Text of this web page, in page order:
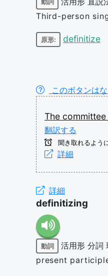
動詞
Third-person
原形: definitize
このボタンは
The committee
翻訳する
聞き取れるよう
詳細
詳細
definitizing
動詞 活用形 分詞
present